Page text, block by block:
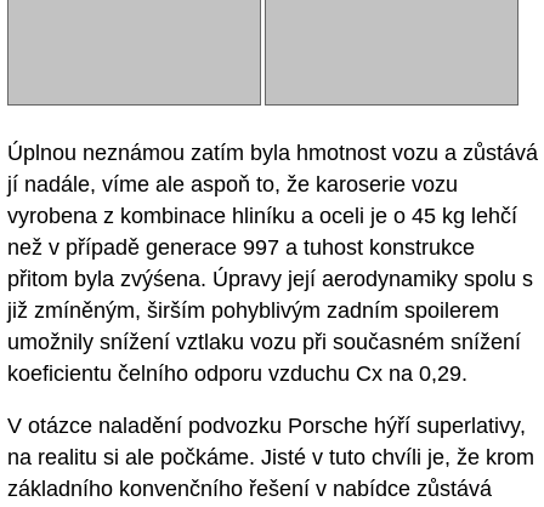
Úplnou neznámou zatím byla hmotnost vozu a zůstává
jí nadále, víme ale aspoň to, že karoserie vozu
vyrobena z kombinace hliníku a oceli je o 45 kg lehčí
než v případě generace 997 a tuhost konstrukce
přitom byla zvýśena. Úpravy její aerodynamiky spolu s
již zmíněným, širším pohyblivým zadním spoilerem
umožnily snížení vztlaku vozu při současném snížení
koeficientu čelního odporu vzduchu Cx na 0,29.
V otázce naladění podvozku Porsche hýří superlativy,
na realitu si ale počkáme. Jisté v tuto chvíli je, že krom
základního konvenčního řešení v nabídce zůstává